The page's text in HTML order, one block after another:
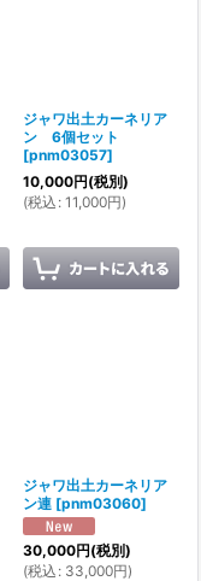
ジャワ出土カーネリア
ン 6個セット
[pnm03057]
10,000円(税別)
(税込 : 11,000円)
ジャワ出土カーネリア
ン連 [pnm03060]
30,000円(税別)
(税込 : 33,000円)